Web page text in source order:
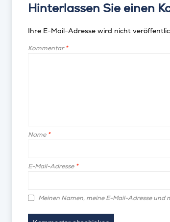
Hinterlassen Sie einen
Ihre E-Mail-Adresse wird nicht
Kommentar*
Name *
E-Mail-Adresse *
Meinen Namen, meine E-Mail-Adresse und